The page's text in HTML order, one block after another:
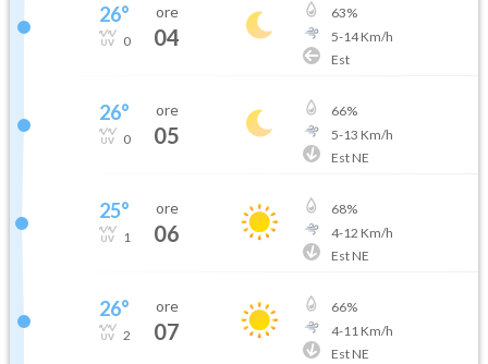
26°
0
ore
04
63%
5-14Km/h
Est
26°
0
ore
05
66%
5-13 Km/h
Est NE
25°
1
ore
06
68%
4-12 Km/h
Est NE
26°
2
ore
07
66%
4-11 Km/h
Est NE